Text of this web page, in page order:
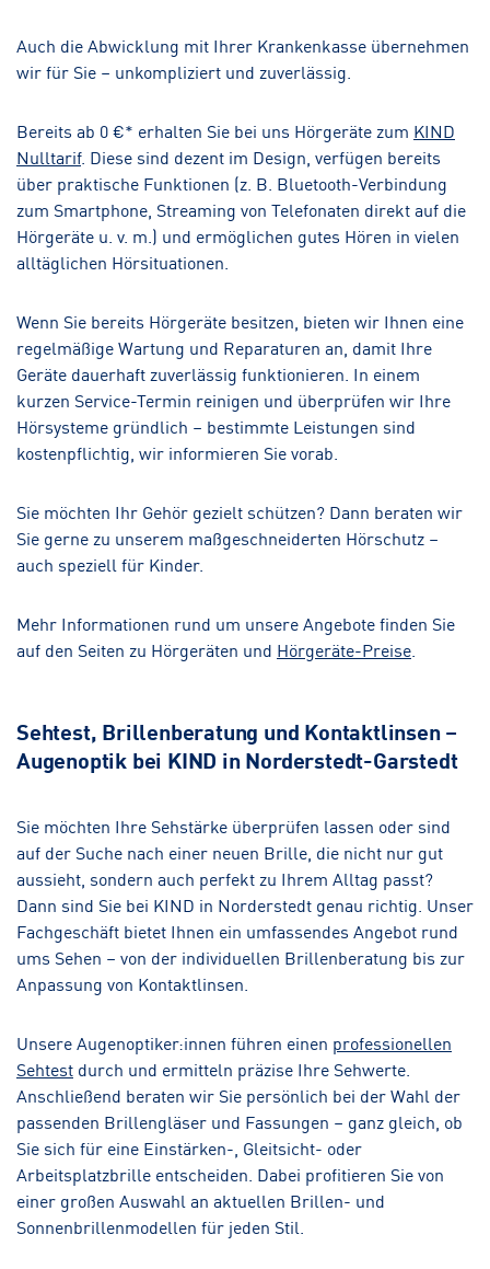
Auch die Abwicklung mit Ihrer Krankenkasse übernehmen
wir für Sie – unkompliziert und zuverlässig.
Bereits ab 0 €* erhalten Sie bei uns Hörgeräte zum KIND
Nulltarif. Diese sind dezent im Design, verfügen bereits
über praktische Funktionen (z. B. Bluetooth-Verbindung
zum Smartphone, Streaming von Telefonaten direkt auf die
Hörgeräte u. v. m.) und ermöglichen gutes Hören in vielen
alltäglichen Hörsituationen.
Wenn Sie bereits Hörgeräte besitzen, bieten wir Ihnen eine
regelmäßige Wartung und Reparaturen an, damit Ihre
Geräte dauerhaft zuverlässig funktionieren. In einem
kurzen Service-Termin reinigen und überprüfen wir Ihre
Hörsysteme gründlich – bestimmte Leistungen sind
kostenpflichtig, wir informieren Sie vorab.
Sie möchten Ihr Gehör gezielt schützen? Dann beraten wir
Sie gerne zu unserem maßgeschneiderten Hörschutz –
auch speziell für Kinder.
Mehr Informationen rund um unsere Angebote finden Sie
auf den Seiten zu Hörgeräten und Hörgeräte-Preise
Sehtest, Brillenberatung und Kontaktlinsen –
Augenoptik bei KIND in Norderstedt-Garstedt
Sie möchten Ihre Sehstärke überprüfen lassen oder sind
auf der Suche nach einer neuen Brille, die nicht nur gut
aussieht, sondern auch perfekt zu Ihrem Alltag passt?
Dann sind Sie bei KIND in Norderstedt genau richtig. Unser
Fachgeschäft bietet Ihnen ein umfassendes Angebot rund
ums Sehen – von der individuellen Brillenberatung bis zur
Anpassung von Kontaktlinsen.
Unsere Augenoptiker:innen führen einen professionellen
Sehtest durch und ermitteln präzise Ihre Sehwerte.
Anschließend beraten wir Sie persönlich bei der Wahl der
passenden Brillengläser und Fassungen – ganz gleich, ob
Sie sich für eine Einstärken-, Gleitsicht- oder
Arbeitsplatzbrille entscheiden. Dabei profitieren Sie von
einer großen Auswahl an aktuellen Brillen- und
Sonnenbrillenmodellen für jeden Stil.